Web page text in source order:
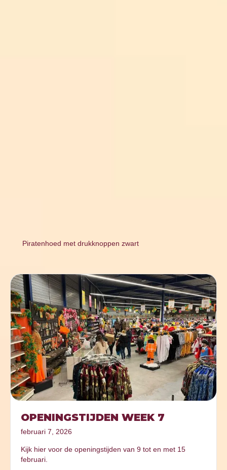
Piratenhoed met drukknoppen zwart
OPENINGSTIJDEN WEEK 7
februari 7, 2026
Kijk hier voor de openingstijden van 9 tot en met 15
februari.